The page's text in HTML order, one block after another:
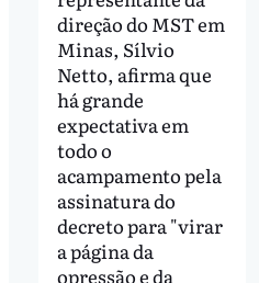
direção do MST em
Minas, Sílvio
Netto, afirma que
há grande
expectativa em
todo o
acampamento pela
assinatura do
decreto para "virar
a página da
opressão e da